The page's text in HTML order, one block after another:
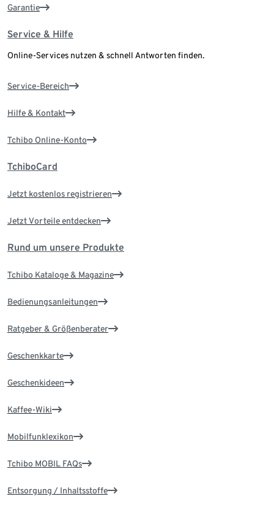
Garantie
Service & Hilfe
Online-Services nutzen & schnell Antworten finden.
Service-Bereich
Hilfe & Kontakt
Tchibo Online-Konto
TchiboCard
Jetzt kostenlos registrieren
Jetzt Vorteile entdecken
Rund um unsere Produkte
Tchibo Kataloge & Magazine
Bedienungsanleitungen
Ratgeber & Größenberater
Geschenkkarte
Geschenkideen
Kaffee-Wiki
Mobilfunklexikon
Tchibo MOBIL FAQs
Entsorgung / Inhaltsstoffe